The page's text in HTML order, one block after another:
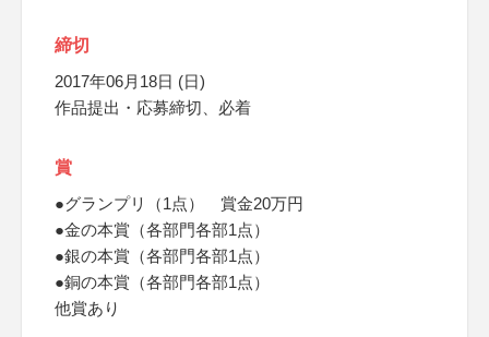
締切
2017年06月18日 (日)
作品提出・応募締切、必着
賞
●グランプリ（1点） 賞金20万円
●金の本賞（各部門各部1点）
●銀の本賞（各部門各部1点）
●銅の本賞（各部門各部1点）
他賞あり